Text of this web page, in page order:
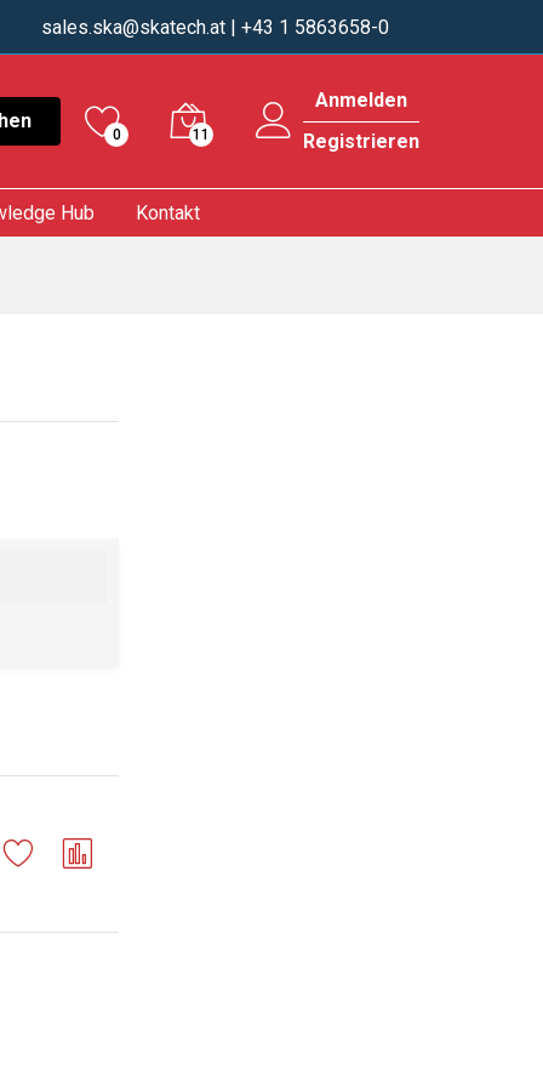
sales.ska@skatech.at | +43 1 5863658-0
0 11
Anmelden
Registrieren
Hub Kontakt